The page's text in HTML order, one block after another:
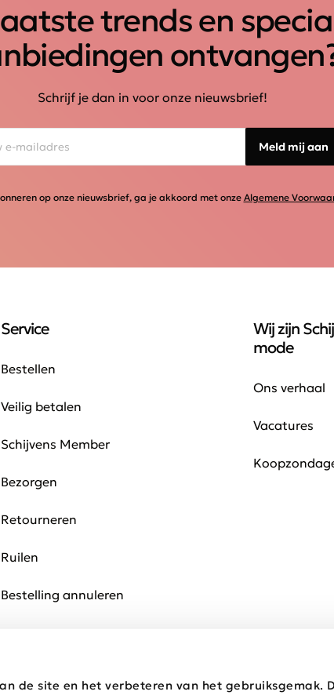
de site en het verbeteren van het gebruiksgemak.
trends en
Schrijf je dan in voor onze nieuwsbrief!
Meld mij aan
op onze nieuwsbrief, ga je akkoord met onze Algemene
Service
Bestellen
Veilig betalen
Schijvens Member
Bezorgen
Retourneren
Ruilen
Bestelling annuleren
Wij zijn
mode
Ons verhaal
Vacatures